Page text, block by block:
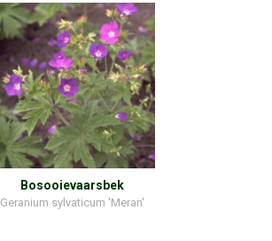
Bosooievaarsbek
Geranium sylvaticum 'Meran'